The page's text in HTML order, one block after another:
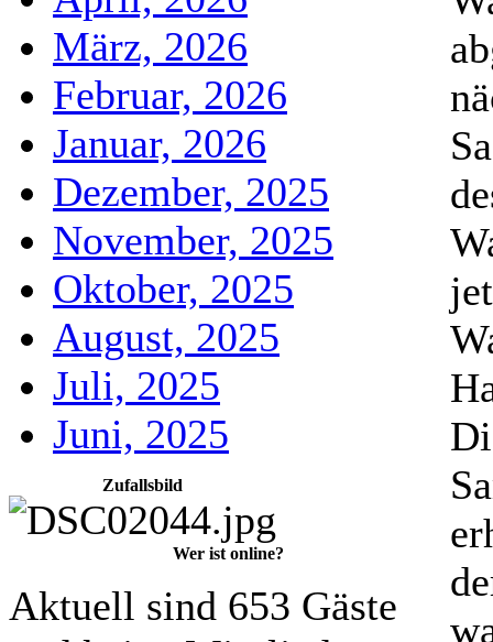
März, 2026
Februar, 2026
Januar, 2026
Dezember, 2025
November, 2025
Oktober, 2025
August, 2025
Juli, 2025
Juni, 2025
Zufallsbild
Wer ist online?
Aktuell sind 653 Gäste